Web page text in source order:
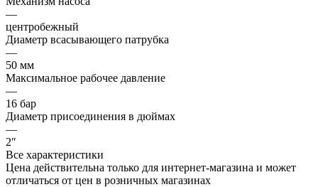
—
центробежный
Диаметр всасывающего патрубка
—
50 мм
Максимальное рабочее давление
—
16 бар
Диаметр присоединения в дюймах
—
2″
Все характеристики
Цена действительна только для интернет-магазина и может
отличаться от цен в розничных магазинах